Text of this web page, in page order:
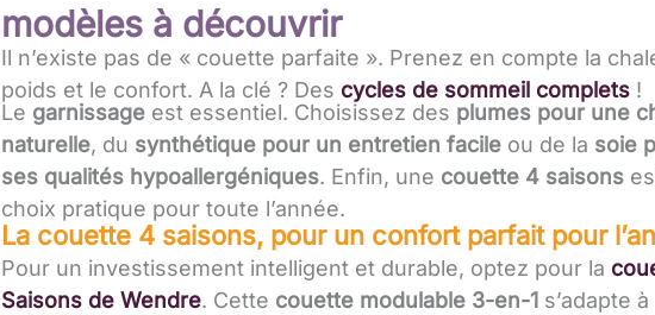
modèles à découvrir
Il n’existe pas de « couette parfaite ». Prenez en compte la
poids et le confort. A la clé ? Des cycles de sommeil complets!
Le garnissageest essentiel. Choisissez des plumes pour une
naturelle, du synthétique pour un entretien facileou de la soie
ses qualités hypoallergéniques. Enfin, une couette 4 saisons
choix pratique pour toute l’année.
La couette 4 saisons, pour un confort parfait pour
Pour un investissement intelligent et durable, optez pour la
Saisons de Wendre. Cette couette modulable 3-en-1 s’adapte à